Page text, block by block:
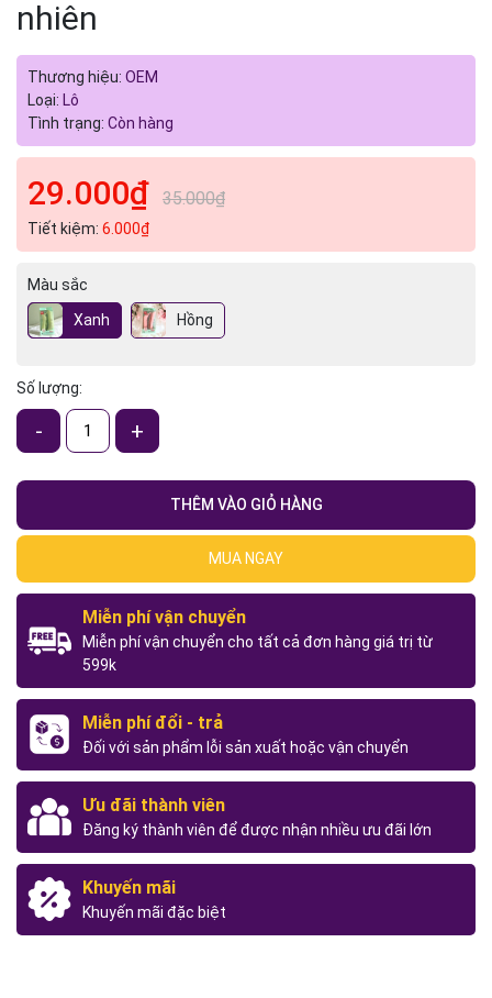
nhiên
Thương hiệu: OEM
Loại: Lô
Tình trạng: Còn hàng
29.000₫ 35.000₫
Tiết kiệm: 6.000₫
Màu sắc
Xanh
Hồng
Số lượng:
- +
THÊM VÀO GIỎ HÀNG
MUA NGAY
Miễn phí vận chuyển
Miễn phí vận chuyển cho tất cả đơn hàng giá trị từ
599k
Miễn phí đổi - trả
Đối với sản phẩm lỗi sản xuất hoặc vận chuyển
Ưu đãi thành viên
Đăng ký thành viên để được nhận nhiều ưu đãi lớn
Khuyến mãi
Khuyến mãi đặc biệt